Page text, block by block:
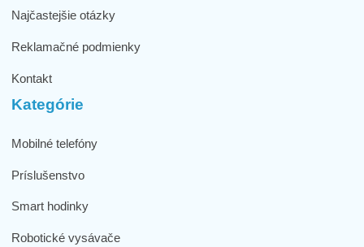
Najčastejšie otázky
Reklamačné podmienky
Kontakt
Kategórie
Mobilné telefóny
Príslušenstvo
Smart hodinky
Robotické vysávače